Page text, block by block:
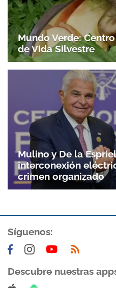
Mundo Verde:
de Vida Silvestre
Mulino y De la
interconexión
crimen organizado
Síguenos:
Descubre nuestras